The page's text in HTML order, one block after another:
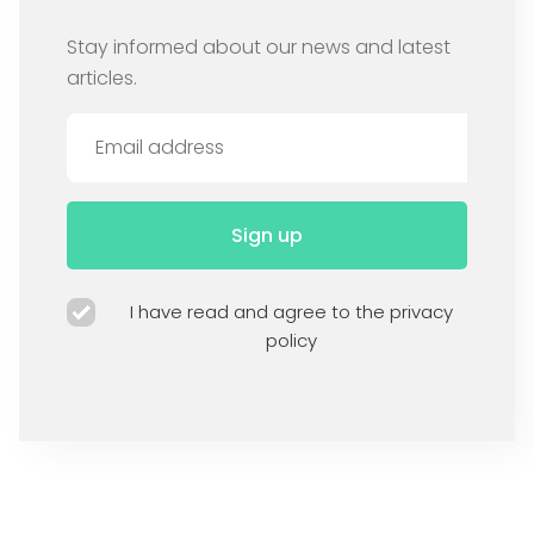
Stay informed about our news and latest
articles.
Sign up
I have read and agree to the privacy
policy